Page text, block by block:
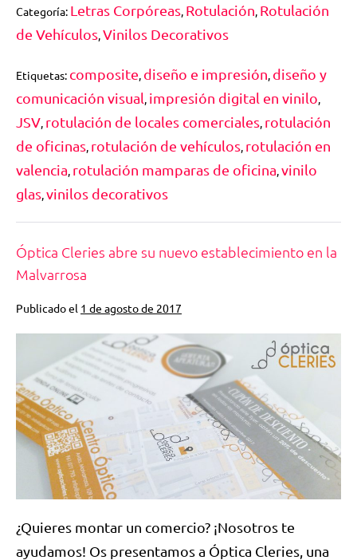
Categoría: Letras Corpóreas Rotulación Rotulación
de Vehículos Vinilos Decorativos
Etiquetas: composite diseño e impresión diseño y
comunicación visual impresión digital en vinilo
JSV rotulación de locales comerciales rotulación
de oficinas rotulación de vehículos rotulación en
valencia rotulación mamparas de oficina vinilo
glas vinilos decorativos
Óptica Cleries abre su nuevo establecimiento en la
Malvarrosa
Publicado el 1 de agosto de 2017
¿Quieres montar un comercio? ¡Nosotros te
ayudamos! Os presentamos a Óptica Cleries, una